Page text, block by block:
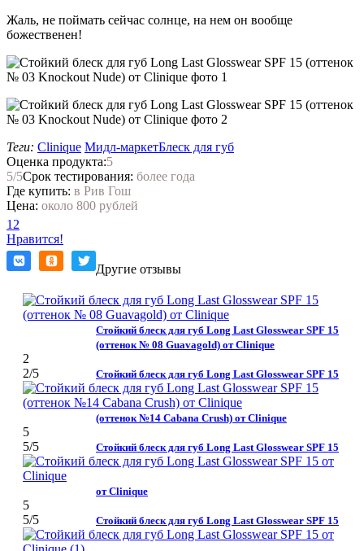
Жаль, не поймать сейчас солнце, на нем он вообще
божественен!
Теги: Clinique Мидл-маркетБлеск для губ
Оценка продукта:5
5/5Срок тестирования: более года
Где купить: в Рив Гош
Цена: около 800 рублей
12
Нравится!
Другие отзывы
Стойкий блеск для губ Long Last Glosswear SPF 15
(оттенок № 08 Guavagold) от Clinique
2
2/5 Стойкий блеск для губ Long Last Glosswear SPF 15
(оттенок №14 Cabana Crush) от Clinique
5
5/5 Стойкий блеск для губ Long Last Glosswear SPF 15
от Clinique
5
5/5 Стойкий блеск для губ Long Last Glosswear SPF 15